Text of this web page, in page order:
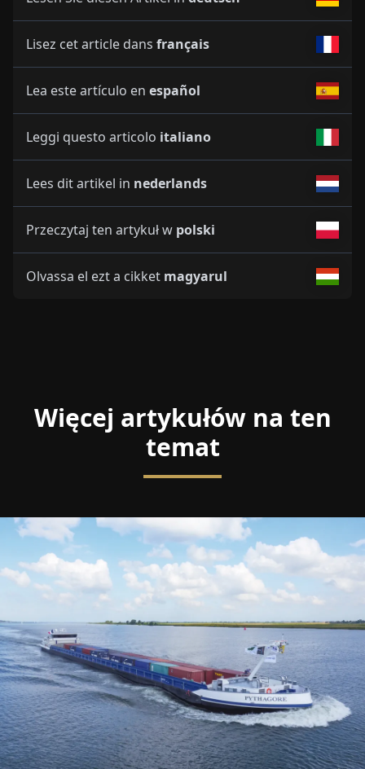
Lisez cet article dans français
Lea este artículo en español
Leggi questo articolo italiano
Lees dit artikel in nederlands
Przeczytaj ten artykuł w polski
Olvassa el ezt a cikket magyarul
Więcej artykułów na ten
temat